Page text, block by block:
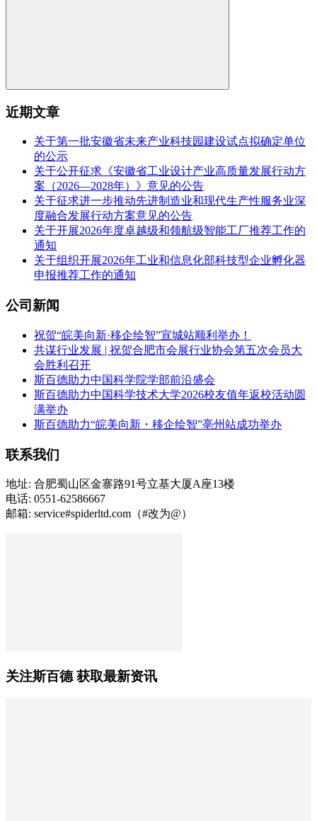
近期文章
关于第一批安徽省未来产业科技园建设试点拟确定单位
的公示
关于公开征求《安徽省工业设计产业高质量发展行动方
案（2026—2028年）》意见的公告
关于征求进一步推动先进制造业和现代生产性服务业深
度融合发展行动方案意见的公告
关于开展2026年度卓越级和领航级智能工厂推荐工作的
通知
关于组织开展2026年工业和信息化部科技型企业孵化器
申报推荐工作的通知
公司新闻
祝贺“皖美向新·移企绘智”宣城站顺利举办！
共谋行业发展 | 祝贺合肥市会展行业协会第五次会员大
会胜利召开
斯百德助力中国科学院学部前沿盛会
斯百德助力中国科学技术大学2026校友值年返校活动圆
满举办
斯百德助力“皖美向新・移企绘智”亳州站成功举办
联系我们
地址: 合肥蜀山区金寨路91号立基大厦A座13楼
电话: 0551-62586667
邮箱: service#spiderltd.com（#改为@）
关注斯百德 获取最新资讯